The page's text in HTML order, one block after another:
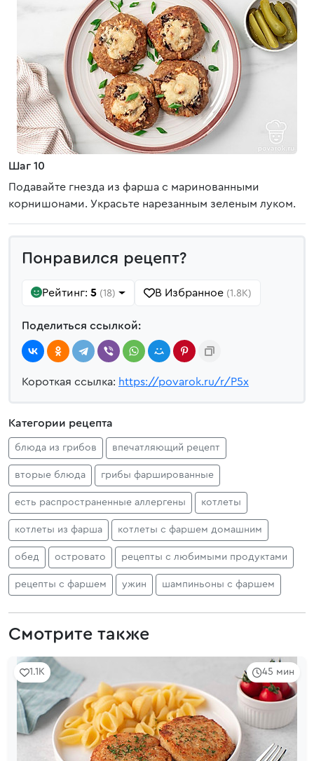
Шаг 10
Подавайте гнезда из фарша с маринованными
корнишонами. Украсьте нарезанным зеленым луком.
Понравился рецепт?
Рейтинг: 5 (18) В Избранное (1.8K)
Поделиться ссылкой:
Короткая ссылка: https://povarok.ru/r/P5x
Категории рецепта
блюда из грибов впечатляющий рецепт
вторые блюда грибы фаршированные
есть распространенные аллергены котлеты
котлеты из фарша котлеты с фаршем домашним
обед островато рецепты с любимыми продуктами
рецепты с фаршем ужин шампиньоны с фаршем
Смотрите также
45 мин
1.1K